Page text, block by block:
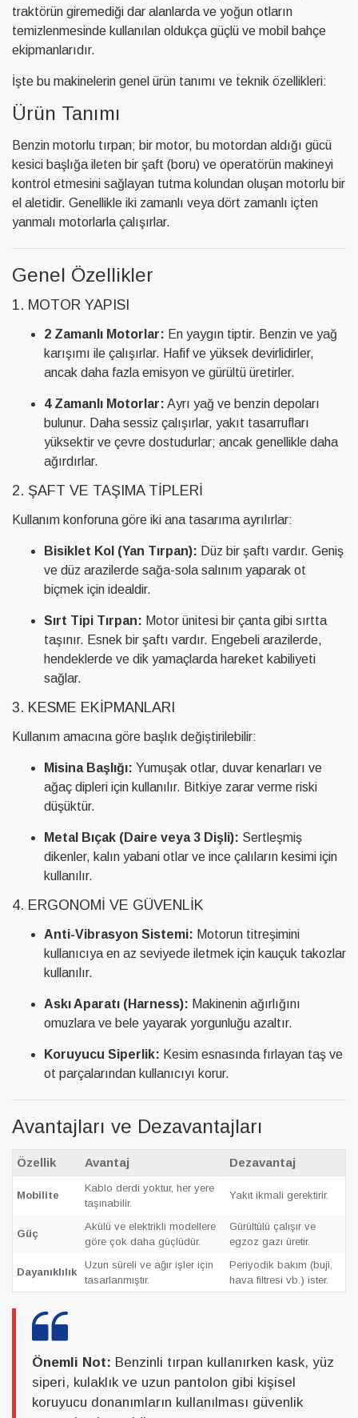
traktörün giremediği dar alanlarda ve yoğun otların
temizlenmesinde kullanılan oldukça güçlü ve mobil bahçe
ekipmanlarıdır.
İşte bu makinelerin genel ürün tanımı ve teknik özellikleri:
Ürün Tanımı
Benzin motorlu tırpan; bir motor, bu motordan aldığı gücü
kesici başlığa ileten bir şaft (boru) ve operatörün makineyi
kontrol etmesini sağlayan tutma kolundan oluşan motorlu bir
el aletidir. Genellikle iki zamanlı veya dört zamanlı içten
yanmalı motorlarla çalışırlar.
Genel Özellikler
1. MOTOR YAPISI
2 Zamanlı Motorlar: En yaygın tiptir. Benzin ve yağ
karışımı ile çalışırlar. Hafif ve yüksek devirlidirler,
ancak daha fazla emisyon ve gürültü üretirler.
4 Zamanlı Motorlar: Ayrı yağ ve benzin depoları
bulunur. Daha sessiz çalışırlar, yakıt tasarrufları
yüksektir ve çevre dostudurlar; ancak genellikle daha
ağırdırlar.
2. ŞAFT VE TAŞIMA TIPLERI
Kullanım konforuna göre iki ana tasarıma ayrılırlar:
Bisiklet Kol (Yan Tırpan): Düz bir şaftı vardır. Geniş
ve düz arazilerde sağa-sola salınım yaparak ot
biçmek için idealdir.
Sırt Tipi Tırpan: Motor ünitesi bir çanta gibi sırtta
taşınır. Esnek bir şaftı vardır. Engebeli arazilerde,
hendeklerde ve dik yamaçlarda hareket kabiliyeti
sağlar.
3. KESME EKIPMANLARI
Kullanım amacına göre başlık değiştirilebilir:
Misina Başlığı: Yumuşak otlar, duvar kenarları ve
ağaç dipleri için kullanılır. Bitkiye zarar verme riski
düşüktür.
Metal Bıçak (Daire veya 3 Dişli): Sertleşmiş
dikenler, kalın yabani otlar ve ince çalıların kesimi için
kullanılır.
4. ERGONOMI VE GÜVENLIK
Anti-Vibrasyon Sistemi: Motorun titreşimini
kullanıcıya en az seviyede iletmek için kauçuk takozlar
kullanılır.
Askı Aparatı (Harness): Makinenin ağırlığını
omuzlara ve bele yayarak yorgunluğu azaltır.
Koruyucu Siperlik: Kesim esnasında fırlayan taş ve
ot parçalarından kullanıcıyı korur.
Avantajları ve Dezavantajları
Özellik Avantaj Dezavantaj
Mobilite
Kablo derdi yoktur, her yere
taşınabilir.
Yakıt ikmali gerektirir.
Güç
Akülü ve elektrikli modellere
göre çok daha güçlüdür.
Gürültülü çalışır ve
egzoz gazı üretir.
Dayanıklılık
Uzun süreli ve ağır işler için
tasarlanmıştır.
Periyodik bakım (buji,
hava filtresi vb.) ister.
Önemli Not: Benzinli tırpan kullanırken kask, yüz
siperi, kulaklık ve uzun pantolon gibi kişisel
koruyucu donanımların kullanılması güvenlik